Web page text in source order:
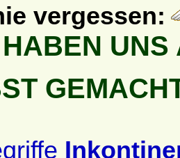
vergessen:
UNS